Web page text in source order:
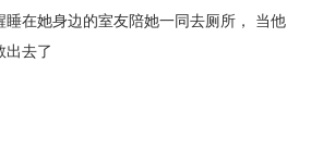
睡在她身边的室友陪她一同去厕所， 当他
出去了